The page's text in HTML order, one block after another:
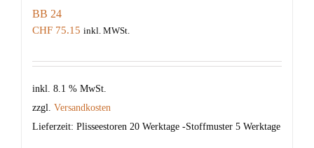
BB 24
CHF 75.15 inkl. MWSt.
inkl. 8.1 % MwSt.
zzgl. Versandkosten
Lieferzeit: Plisseestoren 20 Werktage -Stoffmuster 5 Werktage